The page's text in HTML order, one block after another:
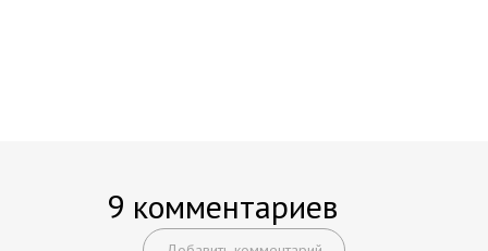
9 комментариев